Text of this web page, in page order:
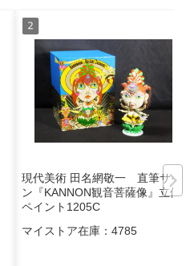
現代美術 田名網敬一 直筆サイ
ン『KANNON観音菩薩像』立体
ペイント1205C
マイストア在庫： 4785